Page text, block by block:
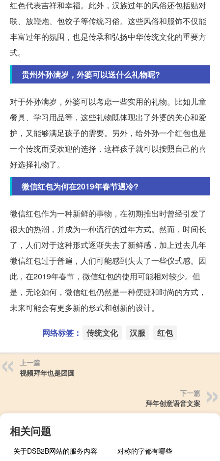
红色代表吉祥和幸福。此外，汉族过年的风俗还包括贴对
联、放鞭炮、包饺子等传统习俗。这些风俗和服饰不仅能
丰富过年的氛围，也是传承和弘扬中华传统文化的重要方
式。
贵州外孙满岁，外婆可以送什么礼物呢?
对于外孙满岁，外婆可以考虑一些实用的礼物。比如儿童
餐具、学习用品等，这些礼物既体现出了外婆的关心和爱
护，又能够满足孩子的需要。另外，给外孙一个红包也是
一个传统而受欢迎的选择，这样孩子就可以按照自己的喜
好选择礼物了。
微信红包为何在2019年春节遇冷?
微信红包作为一种新鲜的事物，在初期推出时曾经引发了
很大的热潮，并成为一种流行的过年方式。然而，时间长
了，人们对于这种形式逐渐失去了新鲜感，加上过去几年
微信红包过于普遍，人们可能感到失去了一些仪式感。因
此，在2019年春节，微信红包的使用可能相对较少。但
是，无论如何，微信红包仍然是一种便捷和时尚的方式，
未来可能会有更多新的形式和创新的设计。
网络标签： 传统文化 汉服 红包
上一篇
视频拜年也是团圆
下一篇
拜年创意语音文案
相关问题
关于DSB2B网站的服务内容
对称的字都有哪些